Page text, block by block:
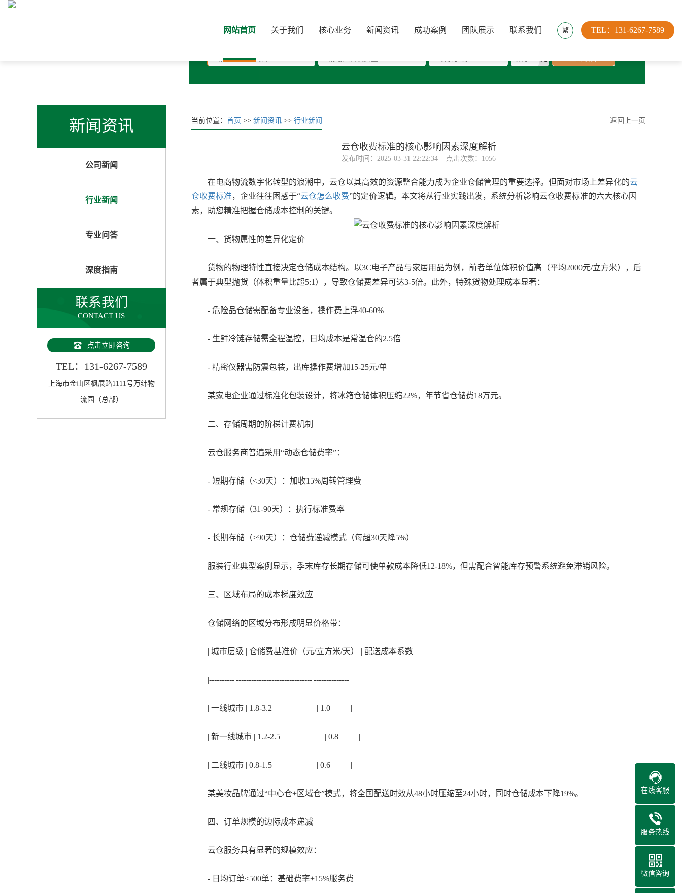
TEL：131-6267-7589
繁
网站首页 关于我们 核心业务 新闻资讯 成功案例 团队展示 联系我们
新闻资讯
公司新闻
行业新闻
专业问答
深度指南
联系我们
CONTACT US
点击立即咨询
TEL：131-6267-7589
上海市金山区枫展路1111号万纬物
流园（总部）
当前位置：首页 >>新闻资讯 >>行业新闻 返回上一页
云仓收费标准的核心影响因素深度解析
发布时间：2025-03-31 22:22:34 点击次数：1056
在电商物流数字化转型的浪潮中，云仓以其高效的资源整合能力成为企业仓储管理的重要选择。但面对市场上差异化的云
仓收费标准，企业往往困惑于“云仓怎么收费”的定价逻辑。本文将从行业实践出发，系统分析影响云仓收费标准的六大核心因
素，助您精准把握仓储成本控制的关键。
一、货物属性的差异化定价
货物的物理特性直接决定仓储成本结构。以3C电子产品与家居用品为例，前者单位体积价值高（平均2000元/立方米），后
者属于典型抛货（体积重量比超5:1），导致仓储费差异可达3-5倍。此外，特殊货物处理成本显著：
- 危险品仓储需配备专业设备，操作费上浮40-60%
- 生鲜冷链存储需全程温控，日均成本是常温仓的2.5倍
- 精密仪器需防震包装，出库操作费增加15-25元/单
某家电企业通过标准化包装设计，将冰箱仓储体积压缩22%，年节省仓储费18万元。
二、存储周期的阶梯计费机制
云仓服务商普遍采用“动态仓储费率”：
- 短期存储（<30天）：加收15%周转管理费
- 常规存储（31-90天）：执行标准费率
- 长期存储（>90天）：仓储费递减模式（每超30天降5%）
服装行业典型案例显示，季末库存长期存储可使单款成本降低12-18%，但需配合智能库存预警系统避免滞销风险。
三、区域布局的成本梯度效应
仓储网络的区域分布形成明显价格带：
| 城市层级 | 仓储费基准价（元/立方米/天） | 配送成本系数 |
|----------|------------------------------|--------------|
| 一线城市 | 1.8-3.2 | 1.0 |
| 新一线城市 | 1.2-2.5 | 0.8 |
| 二线城市 | 0.8-1.5 | 0.6 |
某美妆品牌通过“中心仓+区域仓”模式，将全国配送时效从48小时压缩至24小时，同时仓储成本下降19%。
四、订单规模的边际成本递减
云仓服务具有显著的规模效应：
- 日均订单<500单：基础费率+15%服务费
在线客服
服务热线
微信咨询